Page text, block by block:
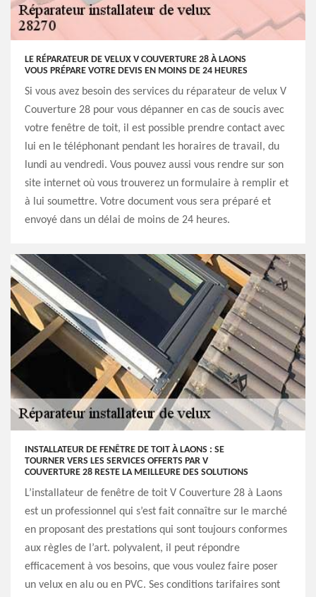
LE RÉPARATEUR DE VELUX V COUVERTURE 28 À LAONS
VOUS PRÉPARE VOTRE DEVIS EN MOINS DE 24 HEURES
Si vous avez besoin des services du réparateur de velux V
Couverture 28 pour vous dépanner en cas de soucis avec
votre fenêtre de toit, il est possible prendre contact avec
lui en le téléphonant pendant les horaires de travail, du
lundi au vendredi. Vous pouvez aussi vous rendre sur son
site internet où vous trouverez un formulaire à remplir et
à lui soumettre. Votre document vous sera préparé et
envoyé dans un délai de moins de 24 heures.
INSTALLATEUR DE FENÊTRE DE TOIT À LAONS : SE
TOURNER VERS LES SERVICES OFFERTS PAR V
COUVERTURE 28 RESTE LA MEILLEURE DES SOLUTIONS
L’installateur de fenêtre de toit V Couverture 28 à Laons
est un professionnel qui s’est fait connaître sur le marché
en proposant des prestations qui sont toujours conformes
aux règles de l’art. polyvalent, il peut répondre
efficacement à vos besoins, que vous voulez faire poser
un velux en alu ou en PVC. Ses conditions tarifaires sont